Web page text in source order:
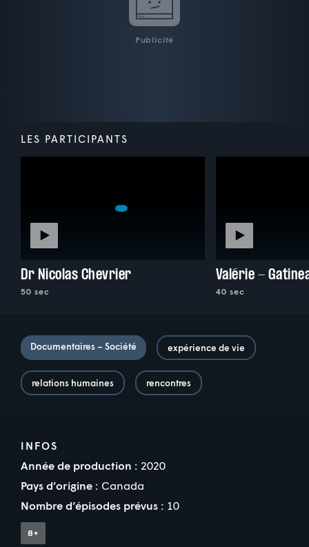
Publicité
LES PARTICIPANTS
Dr Nicolas Chevrier
50 sec
Valérie -
40 sec
Documentaires – Société expérience de vie
relations humaines rencontres
INFOS
Année de production : 2020
Pays d’origine : Canada
Nombre d’épisodes prévus : 10